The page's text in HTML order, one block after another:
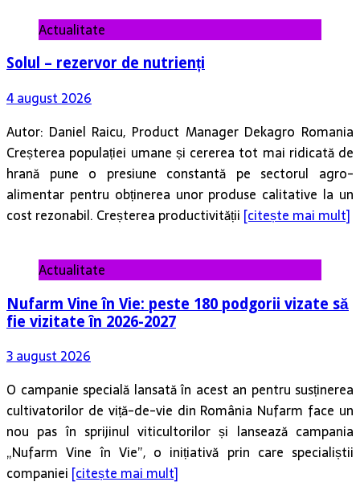
Actualitate
Solul – rezervor de nutrienți
4 august 2026
Autor: Daniel Raicu, Product Manager Dekagro Romania
Creșterea populației umane și cererea tot mai ridicată de
hrană pune o presiune constantă pe sectorul agro-
alimentar pentru obținerea unor produse calitative la un
cost rezonabil. Creșterea productivității [citește mai mult]
Actualitate
Nufarm Vine în Vie: peste 180 podgorii vizate să
fie vizitate în 2026-2027
3 august 2026
O campanie specială lansată în acest an pentru susținerea
cultivatorilor de viță-de-vie din România Nufarm face un
nou pas în sprijinul viticultorilor și lansează campania
„Nufarm Vine în Vie”, o inițiativă prin care specialiștii
companiei [citește mai mult]